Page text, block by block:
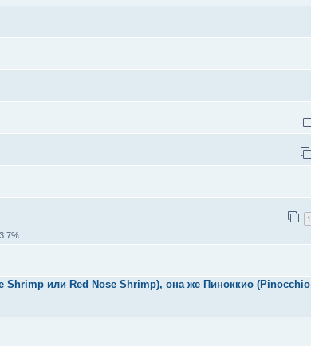
1
Shrimp или Red Nose Shrimp), она же Пиноккио (Pinocchio